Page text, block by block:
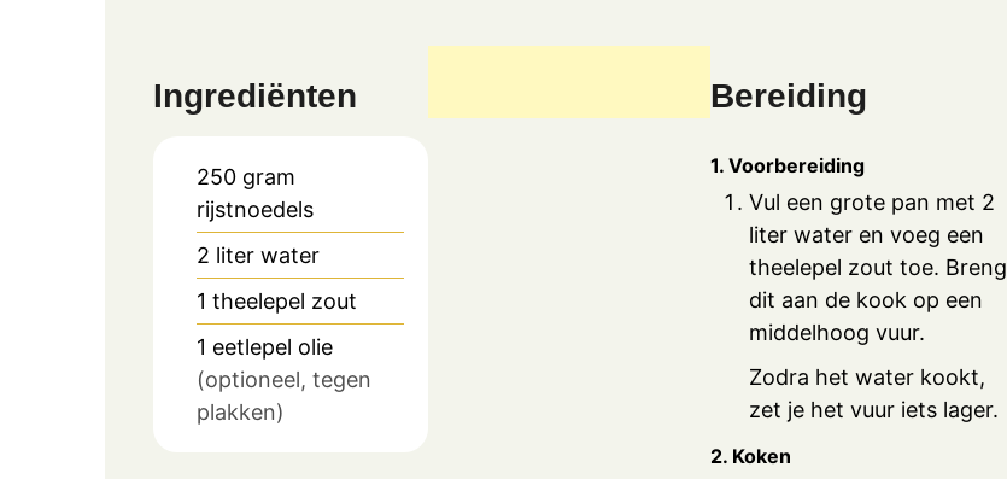
Ingrediënten
250 gram
rijstnoedels
2 liter water
1 theelepel zout
1 eetlepel olie
(optioneel, tegen
plakken)
Bereiding
1. Voorbereiding
Vul een grote pan met 2
liter water en voeg een
theelepel zout toe. Breng
dit aan de kook op een
middelhoog vuur.
Zodra het water kookt,
zet je het vuur iets lager.
2. Koken